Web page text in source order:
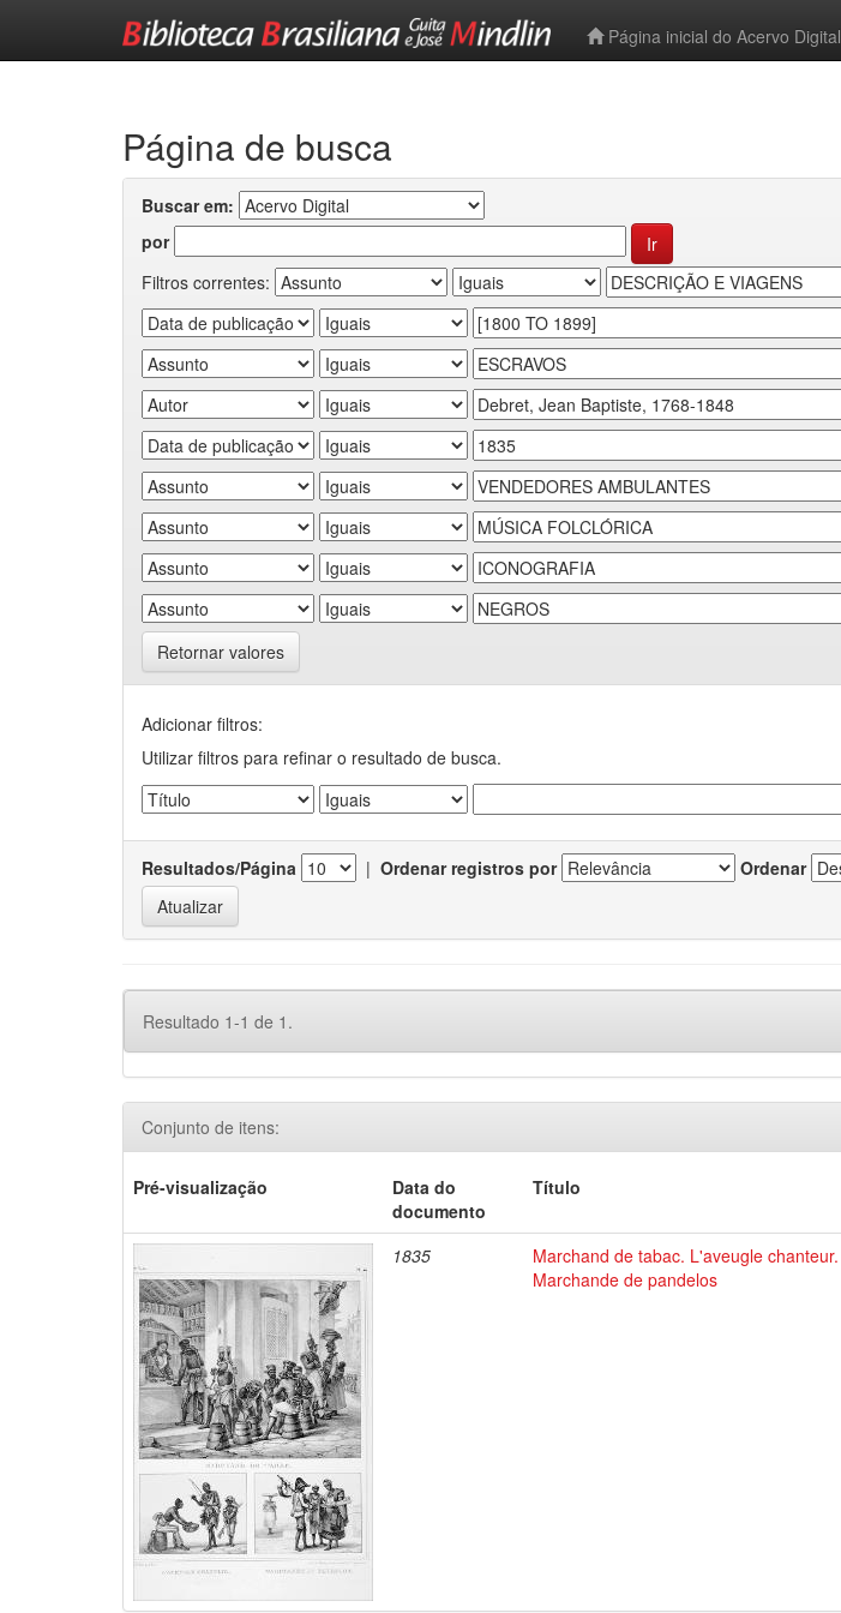
Página inicial do Acervo Digital
Página de busca
Buscar em:
por
Filtros correntes:
Retornar valores
Adicionar filtros:
Utilizar filtros para refinar o resultado de busca.
Resultados/Página | Ordenar registros por Ordenar
Resultado 1-1 de 1.
Conjunto de itens:
Pré-visualização
Data do
documento
Título
1835
Marchand de tabac. L'aveugle chanteur.
Marchande de pandelos